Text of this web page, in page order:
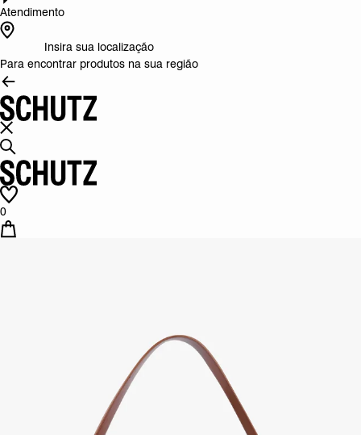
Atendimento
Insira sua localização
Para encontrar produtos na sua região
0